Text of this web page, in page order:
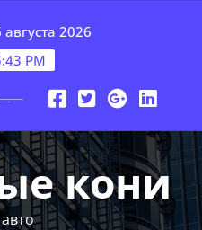
2026
PM
кони